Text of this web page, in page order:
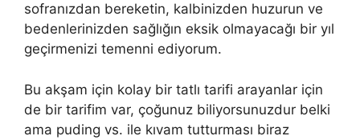
sofranızdan bereketin, kalbinizden huzurun ve
bedenlerinizden sağlığın eksik olmayacağı bir yıl
geçirmenizi temenni ediyorum.
Bu akşam için kolay bir tatlı tarifi arayanlar için
de bir tarifim var, çoğunuz biliyorsunuzdur belki
ama puding vs. ile kıvam tutturması biraz